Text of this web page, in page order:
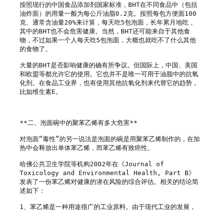
按照现行的中国食品添加剂国家标准，BHT在不同食品中（包括
油炸面）的用量一般为每公斤油脂0.2克。按照每包方便面100
克、通常含油量20%来计算，每天吃5包泡面，长年累月地吃，
其中的BHT也不会危害健康。当然，BHT还可能来自于其他食
物，不过如果一个人每天吃5包泡面，大概也就吃不了什么其他
的食物了。
大量的BHT是否影响健康的确有所争议。但国际上，中国、美国
和欧盟等都允许它的使用。它也并不是唯一可用于油脂中的抗氧
化剂。在食品工业界，也有使用其他抗氧化剂来代替它的趋势，
比如维生素E。
**二、泡面碗中的聚苯乙烯有多大危害**
对泡面“毒性”的另一说法是泡面的碗是用聚苯乙烯制作的，在加
热中会释放出单体苯乙烯，而苯乙烯有致癌性。
哈佛公共卫生学院等机构2002年在《Journal of
Toxicology and Environmental Health, Part B》
发表了一份苯乙烯对健康的潜在风险的综合评估。相关的结论简
述如下：
1、苯乙烯是一种用途很广的工业原料。由于现代工业的发展，